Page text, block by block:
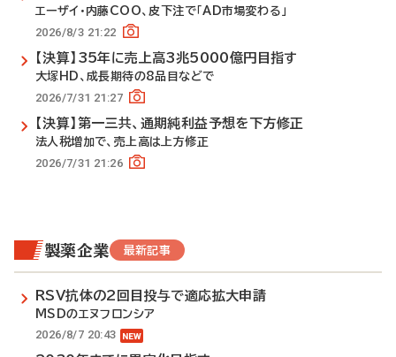
エーザイ・内藤COO、皮下注で「AD市場変わる」
2026/8/3 21:22
【決算】35年に売上高3兆5000億円目指す
大塚HD、成長期待の8品目などで
2026/7/31 21:27
【決算】第一三共、通期純利益予想を下方修正
法人税増加で、売上高は上方修正
2026/7/31 21:26
製薬企業 最新記事
RSV抗体の2回目投与で適応拡大申請
MSDのエヌフロンシア
2026/8/7 20:43